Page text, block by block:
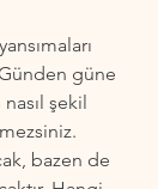
güne
şekil
bazen de